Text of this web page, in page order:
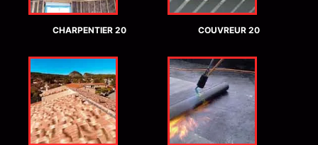
CHARPENTIER 20 COUVREUR 20